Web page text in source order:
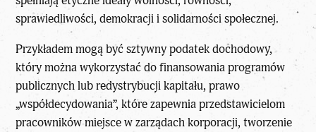
sprawiedliwości, demokracji i solidarności społecznej.
Przykładem mogą być sztywny podatek dochodowy,
który można wykorzystać do finansowania programów
publicznych lub redystrybucji kapitału, prawo
„współdecydowania”, które zapewnia przedstawicielom
pracowników miejsce w zarządach korporacji, tworzenie